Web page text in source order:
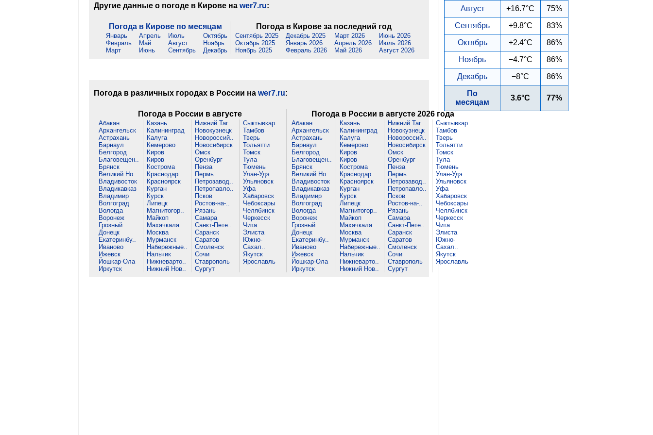
Другие данные о погоде в Кирове на wer7.ru:
Погода в Кирове по месяцам Погода в Кирове за последний год
Январь Апрель Июль Октябрь Сентябрь 2025 Декабрь 2025 Март 2026
Июнь 2026
Февраль
Май Август Ноябрь Октябрь 2025 Январь 2026 Апрель 2026
Июль 2026
Март
Июнь Сентябрь Декабрь Ноябрь 2025 Февраль 2026 Май 2026 Август 2026
Погода в различных городах в России на wer7.ru:
Погода в России в августе Погода в России в августе 2026 года
Абакан
Архангельск
Астрахань
Барнаул
Белгород
Благовещен..
Брянск
Великий Но..
Владивосток
Владикавказ
Владимир
Волгоград
Вологда
Воронеж
Грозный
Донецк
Екатеринбу..
Иваново
Ижевск
Йошкар-Ола
Иркутск
Казань
Калининград
Калуга
Кемерово
Киров
Киров
Кострома
Краснодар
Красноярск
Курган
Курск
Липецк
Магнитогор..
Майкоп
Махачкала
Москва
Мурманск
Набережные..
Нальчик
Нижневарто..
Нижний Нов..
Нижний Таг..
Новокузнецк
Новороссий..
Новосибирск
Омск
Оренбург
Пенза
Пермь
Петрозавод..
Петропавло..
Псков
Ростов-на-..
Рязань
Самара
Санкт-Пете..
Саранск
Саратов
Смоленск
Сочи
Ставрополь
Сургут
Сыктывкар
Тамбов
Тверь
Тольятти
Томск
Тула
Тюмень
Улан-Удэ
Ульяновск
Уфа
Хабаровск
Чебоксары
Челябинск
Черкесск
Чита
Элиста
Южно-
Сахал..
Якутск
Ярославль
Абакан
Архангельск
Астрахань
Барнаул
Белгород
Благовещен..
Брянск
Великий Но..
Владивосток
Владикавказ
Владимир
Волгоград
Вологда
Воронеж
Грозный
Донецк
Екатеринбу..
Иваново
Ижевск
Йошкар-Ола
Иркутск
Казань
Калининград
Калуга
Кемерово
Киров
Киров
Кострома
Краснодар
Красноярск
Курган
Курск
Липецк
Магнитогор..
Майкоп
Махачкала
Москва
Мурманск
Набережные..
Нальчик
Нижневарто..
Нижний Нов..
Нижний Таг..
Новокузнецк
Новороссий..
Новосибирск
Омск
Оренбург
Пенза
Пермь
Петрозавод..
Петропавло..
Псков
Ростов-на-..
Рязань
Самара
Санкт-Пете..
Саранск
Саратов
Смоленск
Сочи
Ставрополь
Сургут
Сыктывкар
Тамбов
Тверь
Тольятти
Томск
Тула
Тюмень
Улан-Удэ
Ульяновск
Уфа
Хабаровск
Чебоксары
Челябинск
Черкесск
Чита
Элиста
Южно-
Сахал..
Якутск
Ярославль
Август +16.7°C 75%
Сентябрь +9.8°C 83%
Октябрь +2.4°C 86%
Ноябрь −4.7°C 86%
Декабрь −8°C 86%
По
месяцам
3.6°C 77%